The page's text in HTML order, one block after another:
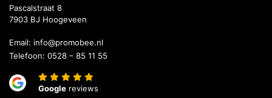
Pascalstraat 8
7903 BJ Hoogeveen
Email: info@promobee.nl
Telefoon: 0528 – 85 11 55
Google reviews